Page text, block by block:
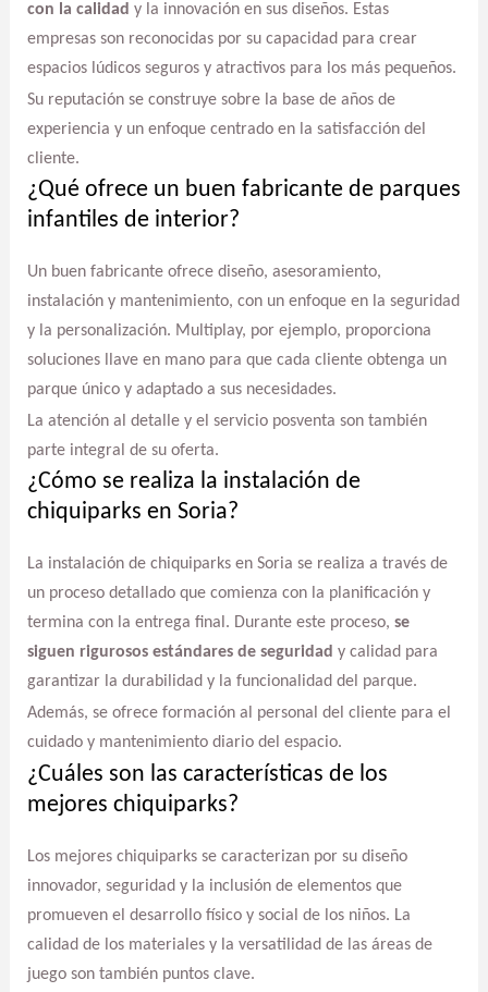
con la calidad y la innovación en sus diseños. Estas
empresas son reconocidas por su capacidad para crear
espacios lúdicos seguros y atractivos para los más pequeños.
Su reputación se construye sobre la base de años de
experiencia y un enfoque centrado en la satisfacción del
cliente.
¿Qué ofrece un buen fabricante de parques
infantiles de interior?
Un buen fabricante ofrece diseño, asesoramiento,
instalación y mantenimiento, con un enfoque en la seguridad
y la personalización. Multiplay, por ejemplo, proporciona
soluciones llave en mano para que cada cliente obtenga un
parque único y adaptado a sus necesidades.
La atención al detalle y el servicio posventa son también
parte integral de su oferta.
¿Cómo se realiza la instalación de
chiquiparks en Soria?
La instalación de chiquiparks en Soria se realiza a través de
un proceso detallado que comienza con la planificación y
termina con la entrega final. Durante este proceso, se
siguen rigurosos estándares de seguridad y calidad para
garantizar la durabilidad y la funcionalidad del parque.
Además, se ofrece formación al personal del cliente para el
cuidado y mantenimiento diario del espacio.
¿Cuáles son las características de los
mejores chiquiparks?
Los mejores chiquiparks se caracterizan por su diseño
innovador, seguridad y la inclusión de elementos que
promueven el desarrollo físico y social de los niños. La
calidad de los materiales y la versatilidad de las áreas de
juego son también puntos clave.